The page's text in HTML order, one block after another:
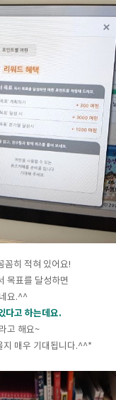
꼼히 적혀 있어요!
목표를 달성하면
요.^^
다고 하는데요.
고 해요~
지 매우 기대됩니다.^^*